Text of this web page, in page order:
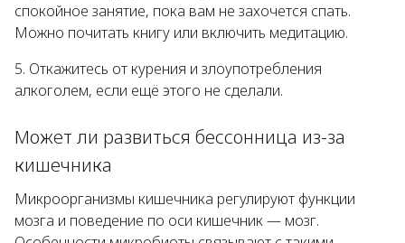
спокойное занятие, пока вам не захочется спать.
Можно почитать книгу или включить медитацию.
Откажитесь от курения и злоупотребления
алкоголем, если ещё этого не сделали.
Может ли развиться бессонница из-за
кишечника
Микроорганизмы кишечника регулируют функции
мозга и поведение по оси кишечник — мозг.